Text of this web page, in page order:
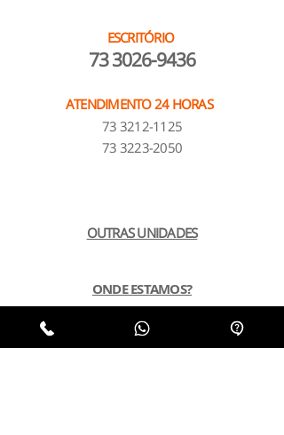
ESCRITÓRIO
73 3026-9436
ATENDIMENTO 24 HORAS
73 3212-1125
73 3223-2050
OUTRAS UNIDADES
ONDE ESTAMOS?
INSTITUCIONAL
NOSSOS PLANOS